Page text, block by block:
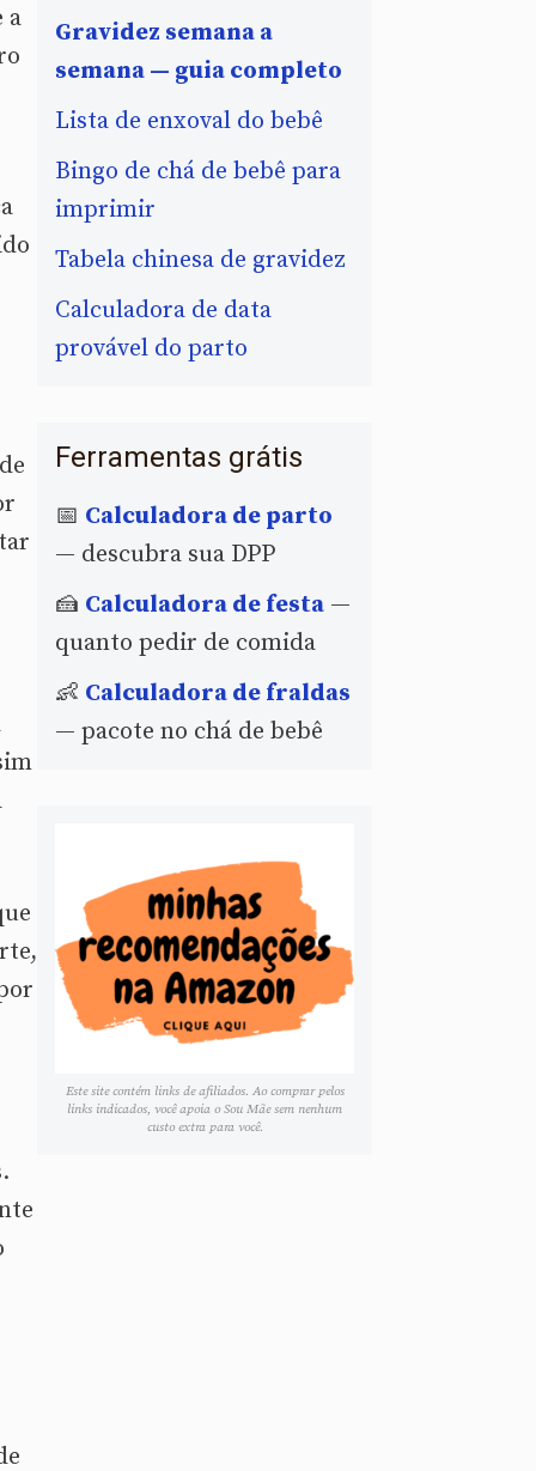
a
Gravidez semana a
semana — guia completo
Lista de enxoval do bebê
Bingo de chá de bebê para
imprimir
Tabela chinesa de gravidez
Calculadora de data
provável do parto
Ferramentas grátis
📅 Calculadora de parto
— descubra sua DPP
🍰 Calculadora de festa —
quanto pedir de comida
👶 Calculadora de fraldas
— pacote no chá de bebê
Este site contém links de afiliados. Ao comprar pelos
links indicados, você apoia o Sou Mãe sem nenhum
custo extra para você.